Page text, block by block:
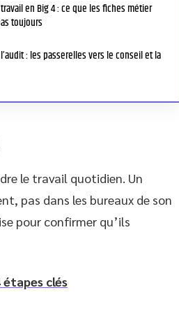
en Big 4 : ce que les fiches métier
toujours
: les passerelles vers le conseil et la
le travail quotidien. Un
pas dans les bureaux de son
pour confirmer qu’ils
clés